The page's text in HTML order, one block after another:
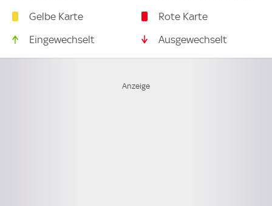
Gelbe Karte
Rote Karte
Eingewechselt
Ausgewechselt